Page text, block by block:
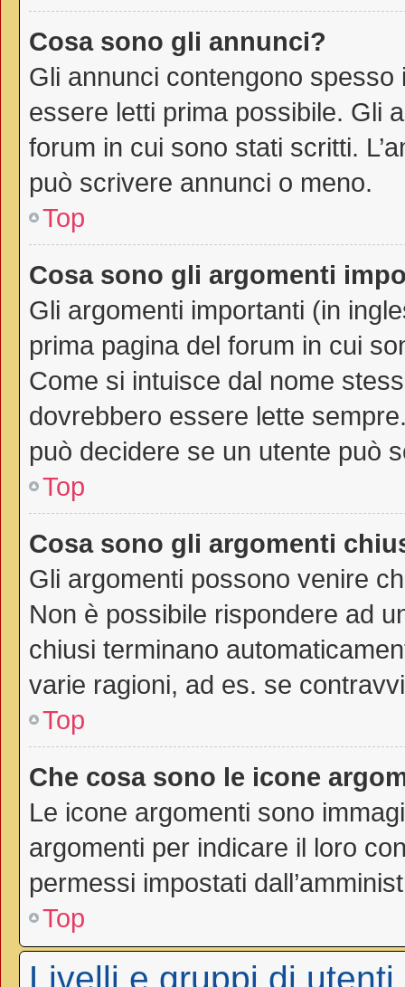
Cosa sono gli annunci?
Gli annunci contengono
essere letti prima possibile. Gli
forum in cui sono stati scritti.
può scrivere annunci o meno.
Top
Cosa sono gli argomenti
Gli argomenti importanti (in
prima pagina del forum in cui
Come si intuisce dal nome
dovrebbero essere lette
può decidere se un utente può
Top
Cosa sono gli argomenti
Gli argomenti possono venire
Non è possibile rispondere ad
chiusi terminano
varie ragioni, ad es. se
Top
Che cosa sono le icone
Le icone argomenti sono
argomenti per indicare il loro
permessi impostati
Top
Livelli e gruppi di utenti